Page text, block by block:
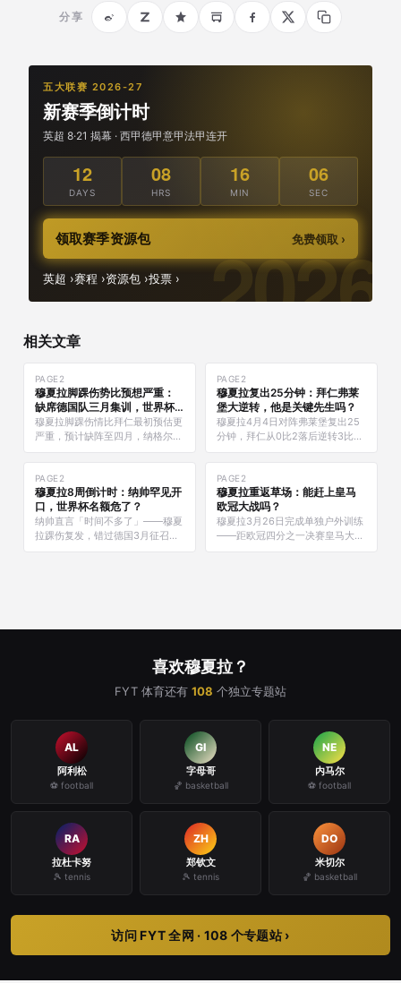
分享
五大联赛 2026-27
新赛季倒计时
英超 8·21 揭幕 · 西甲德甲意甲法甲连开
12
DAYS
08
HRS
16
MIN
05
SEC
领取赛季资源包 免费领取 ›
英超 ›赛程 ›资源包 ›投票 ›
相关文章
PAGE2
穆夏拉脚踝伤势比预想严重：
缺席德国队三月集训，世界杯
前景受考验
穆夏拉脚踝伤情比拜仁最初预估更
严重，预计缺阵至四月，纳格尔斯
曼直言「太让人烦恼了」——
2026世界杯前的关键时刻，这位
德国新星如何面对第二次重大伤
病？
PAGE2
穆夏拉复出25分钟：拜仁弗莱
堡大逆转，他是关键先生吗？
穆夏拉4月4日对阵弗莱堡复出25
分钟，拜仁从0比2落后逆转3比
2。受伤264天后重返赛场，这25
分钟究竟改变了什么？
PAGE2
穆夏拉8周倒计时：纳帅罕见开
口，世界杯名额危了？
纳帅直言「时间不多了」——穆夏
拉踝伤复发，错过德国3月征召，
距世界杯仅剩8周。他能否完成这
PAGE2
穆夏拉重返草场：能赶上皇马
欧冠大战吗？
穆夏拉3月26日完成单独户外训练
——距欧冠四分之一决赛皇马大战
仅剩11天。7个月伤病煎熬后，他
喜欢穆夏拉？
FYT 体育还有 108 个独立专题站
AL
阿利松
⚽ football
GI
字母哥
🏀 basketball
NE
内马尔
⚽ football
RA
拉杜卡努
🎾 tennis
ZH
郑钦文
🎾 tennis
DO
米切尔
🏀 basketball
访问 FYT 全网 · 108 个专题站 ›